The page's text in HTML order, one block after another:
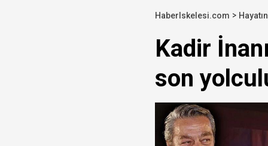
Devlet Bahçeli'den
Trabzonspor, KAP'a
İzmir Büyükşehir
Yükseliş üst üste 3.
HaberIskelesi.com
Kadir
son